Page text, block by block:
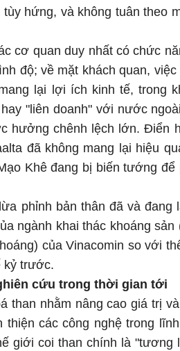
hứng, và không tuân theo
cơ quan duy nhất có chức
độ; về mặt khách quan, việc
lại lợi ích kinh tế, trong
"liên doanh" với nước
hưởng chênh lệch lớn. Điển
đã không mang lại hiệu
Khê đang bị biến tướng để
phỉnh bản thân đã và đang
ngành khai thác khoáng
của Vinacomin so với
kỷ trước.
cứu trong thời gian tới
than nhằm nâng cao giá trị
thiện các công nghệ trong
giới coi than chính là "tương